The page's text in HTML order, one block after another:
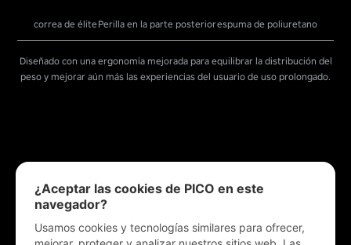
correa de élitePerilla en la parte posteriorespuma de poliuretano
Diseñado con una ergonomía mejorada para equilibrar la distribución del
peso y mejorar aún más las experiencias del usuario de uso prolongado.
¿Aceptar las cookies de PICO en este
navegador?
Usamos cookies y tecnologías similares para ofrecer,